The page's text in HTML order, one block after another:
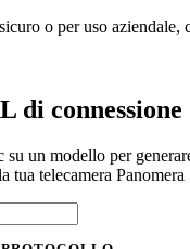
o per uso aziendale,
di connessione
su un modello per
tua telecamera Panomera